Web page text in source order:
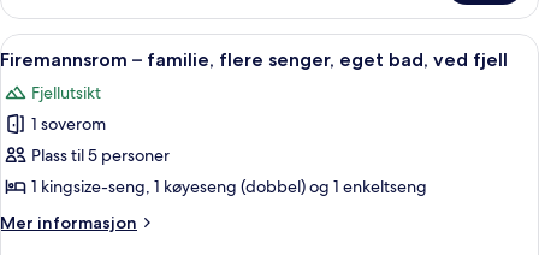
–
basic
Åpne
alle
bildene
av
Firemannsrom
–
familie,
flere
Senger med overmadrass og sengetøy
1
Firemannsrom – familie, flere senger, eget bad, ved fjell
Fjellutsikt
1 soverom
Plass til 5 personer
1 kingsize-seng, 1 køyeseng (dobbel) og 1 enkeltseng
Mer informasjon
Mer